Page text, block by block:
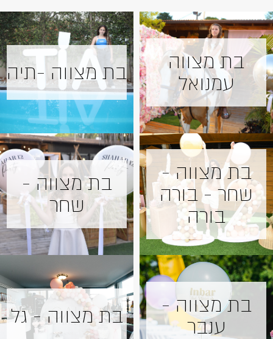
בת מצווה
עמנואל
בת מצווה -תיה
בת מצווה -
שחר - בורה
בורה
בת מצווה -
שחר
בת מצווה -
ענבר
בת מצווה - גל